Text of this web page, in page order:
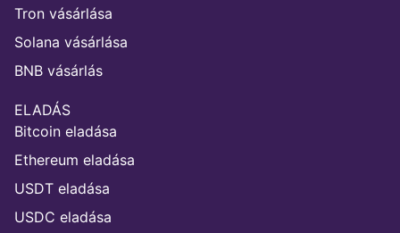
Tron vásárlása
Solana vásárlása
BNB vásárlás
ELADÁS
Bitcoin eladása
Ethereum eladása
USDT eladása
USDC eladása